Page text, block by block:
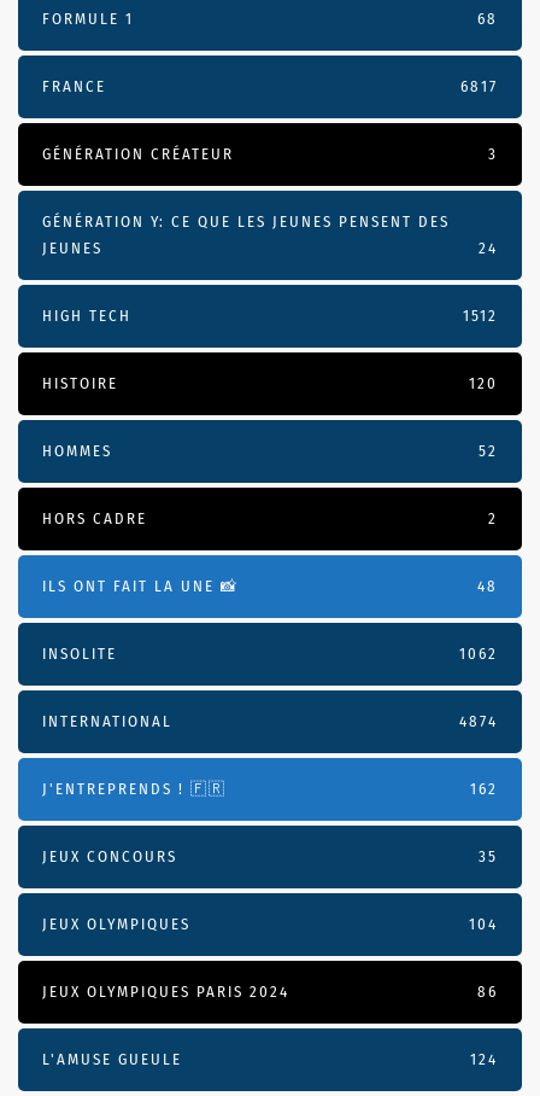
FORMULE 1 68
FRANCE 6817
GÉNÉRATION CRÉATEUR 3
GÉNÉRATION Y: CE QUE LES JEUNES PENSENT DES
JEUNES
24
HIGH TECH 1512
HISTOIRE 120
HOMMES 52
HORS CADRE 2
ILS ONT FAIT LA UNE 📸 48
INSOLITE 1062
INTERNATIONAL 4874
J'ENTREPRENDS ! 🇫🇷 162
JEUX CONCOURS 35
JEUX OLYMPIQUES 104
JEUX OLYMPIQUES PARIS 2024 86
L'AMUSE GUEULE 124